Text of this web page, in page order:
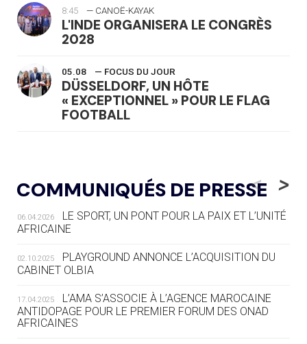
8:45 — CANOË-KAYAK
L'INDE ORGANISERA LE CONGRÈS
2028
05.08 — FOCUS DU JOUR
DÜSSELDORF, UN HÔTE
« EXCEPTIONNEL » POUR LE FLAG
FOOTBALL
LE RÊVE DE VOIR LA LUGE ALPINE
AUX JO « N'EST PAS FINI »
05.08 — TIR À L'ARC
DES MONDIAUX À BRISBANE SUR LA
ROUTE DES JO 2032
LE VILLAGE OLYMPIQUE DES ARAVIS
SE DESSINE
COMMUNIQUÉS DE PRESSE
<
06.04.2026
LE SPORT, UN PONT POUR LA PAIX ET L’UNITÉ
AFRICAINE
02.10.2025
PLAYGROUND ANNONCE L’ACQUISITION DU
CABINET OLBIA
17.04.2025
L’AMA S’ASSOCIE À L’AGENCE MAROCAINE
ANTIDOPAGE POUR LE PREMIER FORUM DES ONAD
AFRICAINES
>